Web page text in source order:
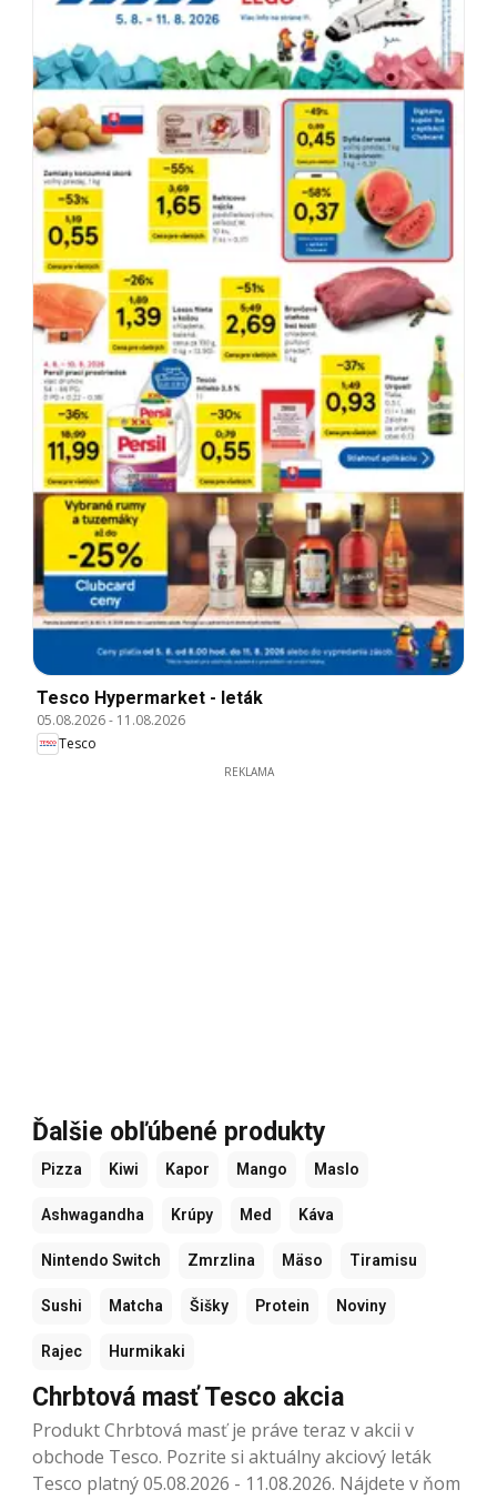
Tesco Hypermarket - leták
05.08.2026- 11.08.2026
Tesco
REKLAMA
Ďalšie obľúbené produkty
Pizza Kiwi Kapor Mango Maslo
Ashwagandha Krúpy Med Káva
Nintendo Switch Zmrzlina Mäso Tiramisu
Sushi Matcha Šišky Protein Noviny
Rajec Hurmikaki
Chrbtová masť Tesco akcia
Produkt Chrbtová masť je práve teraz v akcii v
obchode Tesco. Pozrite si aktuálny akciový leták
Tesco platný 05.08.2026 - 11.08.2026. Nájdete v ňom